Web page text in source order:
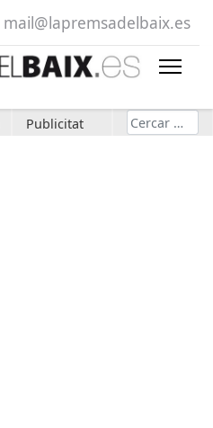
mail@lapremsadelbaix.es
Publicitat Cerca